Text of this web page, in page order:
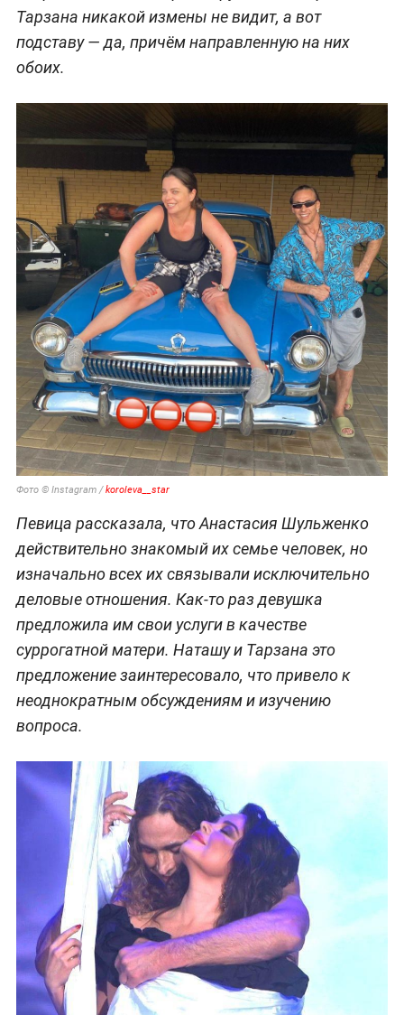
Тарзана никакой измены не видит, а вот
подставу — да, причём направленную на них
обоих.
Фото © Instagram /koroleva__star
Певица рассказала, что Анастасия Шульженко
действительно знакомый их семье человек, но
изначально всех их связывали исключительно
деловые отношения. Как-то раз девушка
предложила им свои услуги в качестве
суррогатной матери. Наташу и Тарзана это
предложение заинтересовало, что привело к
неоднократным обсуждениям и изучению
вопроса.